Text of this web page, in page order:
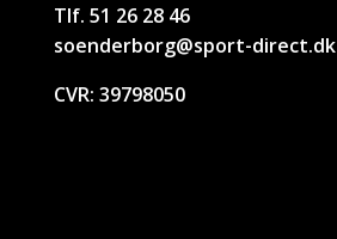
Tlf. 51 26 28 46
soenderborg@sport-direct.dk
CVR: 39798050